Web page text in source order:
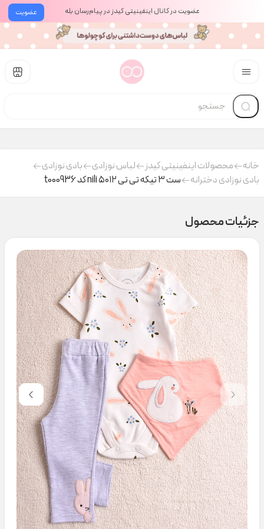
عضویت عضویت در کانال اینفینیتی کیدز در پیام‌رسان بله
خانه محصولات اینفینیتی کیدز لباس نوزادی
بادی نوزادی
بادی نوزادی دخترانه
ست ۳ تیکه تی تی ۵۰۱۲ nili کد t000936
جزئیات محصول